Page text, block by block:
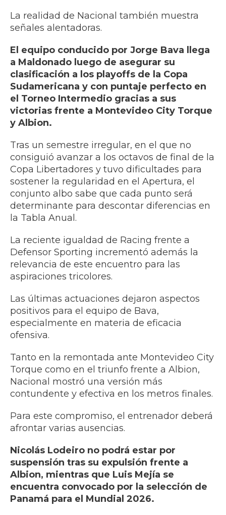
La realidad de Nacional también muestra
señales alentadoras.
El equipo conducido por Jorge Bava llega
a Maldonado luego de asegurar su
clasificación a los playoffs de la Copa
Sudamericana y con puntaje perfecto en
el Torneo Intermedio gracias a sus
victorias frente a Montevideo City Torque
y Albion.
Tras un semestre irregular, en el que no
consiguió avanzar a los octavos de final de la
Copa Libertadores y tuvo dificultades para
sostener la regularidad en el Apertura, el
conjunto albo sabe que cada punto será
determinante para descontar diferencias en
la Tabla Anual.
La reciente igualdad de Racing frente a
Defensor Sporting incrementó además la
relevancia de este encuentro para las
aspiraciones tricolores.
Las últimas actuaciones dejaron aspectos
positivos para el equipo de Bava,
especialmente en materia de eficacia
ofensiva.
Tanto en la remontada ante Montevideo City
Torque como en el triunfo frente a Albion,
Nacional mostró una versión más
contundente y efectiva en los metros finales.
Para este compromiso, el entrenador deberá
afrontar varias ausencias.
Nicolás Lodeiro no podrá estar por
suspensión tras su expulsión frente a
Albion, mientras que Luis Mejía se
encuentra convocado por la selección de
Panamá para el Mundial 2026.